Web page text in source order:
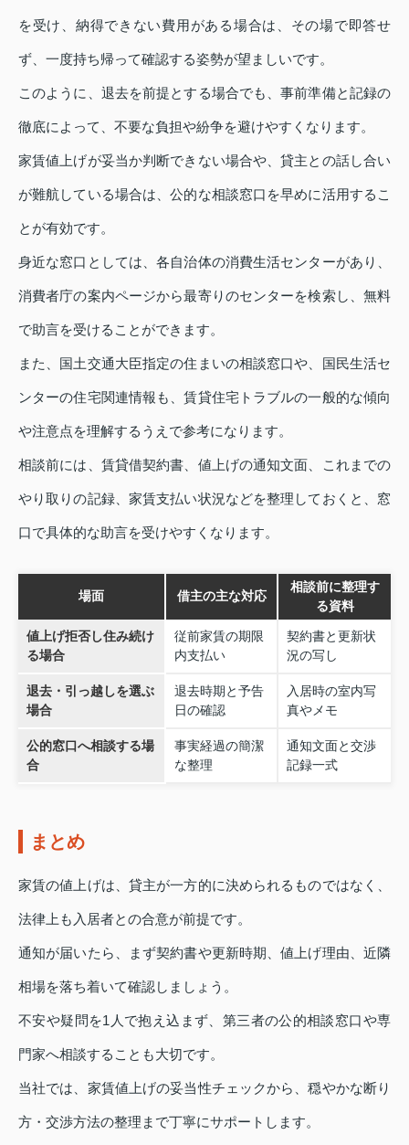
を受け、納得できない費用がある場合は、その場で即答せ
ず、一度持ち帰って確認する姿勢が望ましいです。
このように、退去を前提とする場合でも、事前準備と記録の
徹底によって、不要な負担や紛争を避けやすくなります。
家賃値上げが妥当か判断できない場合や、貸主との話し合い
が難航している場合は、公的な相談窓口を早めに活用するこ
とが有効です。
身近な窓口としては、各自治体の消費生活センターがあり、
消費者庁の案内ページから最寄りのセンターを検索し、無料
で助言を受けることができます。
また、国土交通大臣指定の住まいの相談窓口や、国民生活セ
ンターの住宅関連情報も、賃貸住宅トラブルの一般的な傾向
や注意点を理解するうえで参考になります。
相談前には、賃貸借契約書、値上げの通知文面、これまでの
やり取りの記録、家賃支払い状況などを整理しておくと、窓
口で具体的な助言を受けやすくなります。
場面 借主の主な対応
相談前に整理す
る資料
値上げ拒否し住み続け
る場合
従前家賃の期限
内支払い
契約書と更新状
況の写し
退去・引っ越しを選ぶ
場合
退去時期と予告
日の確認
入居時の室内写
真やメモ
公的窓口へ相談する場
合
事実経過の簡潔
な整理
通知文面と交渉
記録一式
まとめ
家賃の値上げは、貸主が一方的に決められるものではなく、
法律上も入居者との合意が前提です。
通知が届いたら、まず契約書や更新時期、値上げ理由、近隣
相場を落ち着いて確認しましょう。
不安や疑問を1人で抱え込まず、第三者の公的相談窓口や専
門家へ相談することも大切です。
当社では、家賃値上げの妥当性チェックから、穏やかな断り
方・交渉方法の整理まで丁寧にサポートします。